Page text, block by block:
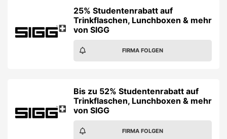
25% Studentenrabatt auf
Trinkflaschen, Lunchboxen & mehr
von SIGG
FIRMA FOLGEN
Bis zu 52% Studentenrabatt auf
Trinkflaschen, Lunchboxen & mehr
von SIGG
FIRMA FOLGEN